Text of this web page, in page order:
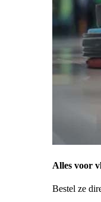
Alles voor
Bestel ze